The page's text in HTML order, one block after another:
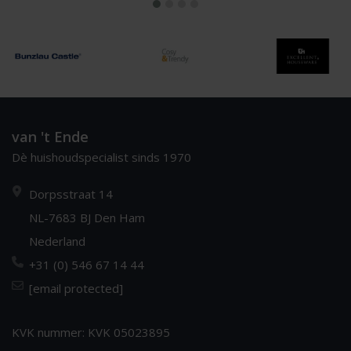
van 't Ende
Dè huishoudspecialist sinds 1970
Dorpsstraat 14
NL-7683 BJ Den Ham
Nederland
+31 (0) 546 67 14 44
[email protected]
KVK nummer: KVK 05023895